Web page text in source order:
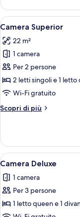
Standard
Apri
tutte
le
foto
per
Camera
Superior
9
Camera Superior
22 m²
1 camera
Per 2 persone
2 letti singoli e 1
Wi-Fi gratuito
Scopri di più
Altri
Superior
Apri
tutte
le
foto
per
9
Camera Deluxe
1 camera
Per 3 persone
1 letto queen e 1